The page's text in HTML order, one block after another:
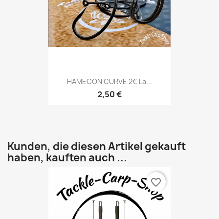
HAMECON CURVE 2€ La...
2,50 €
Kunden, die diesen Artikel gekauft
haben, kauften auch ...
favorite_border